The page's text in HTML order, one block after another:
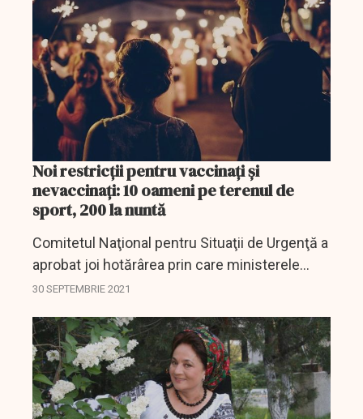
Noi restricții pentru vaccinați și
nevaccinați: 10 oameni pe terenul de
sport, 200 la nuntă
Comitetul Naţional pentru Situaţii de Urgenţă a
aprobat joi hotărârea prin care ministerele
Educaţiei şi Sănătăţii sunt abilitate să
30 SEPTEMBRIE 2021